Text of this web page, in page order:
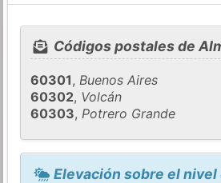
Códigos postales de
60301,Buenos Aires
60302, Volcán
60303,Potrero Grande
Elevación sobre el nivel